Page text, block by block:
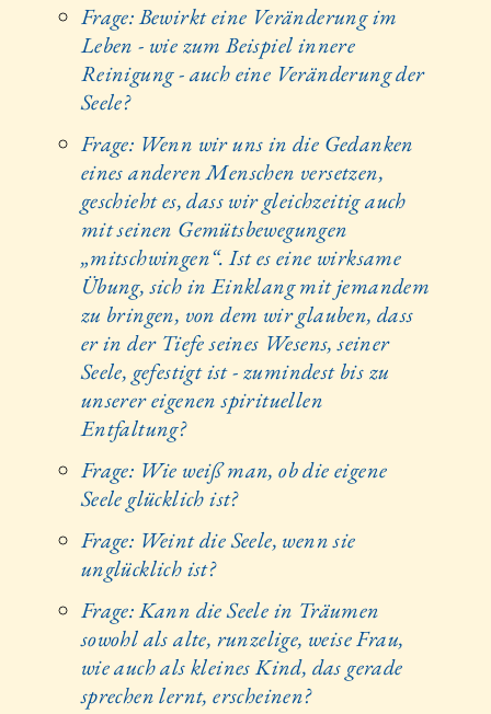
Frage: Bewirkt eine Veränderung im
Leben - wie zum Beispiel innere
Reinigung - auch eine Veränderung der
Seele?
Frage: Wenn wir uns in die Gedanken
eines anderen Menschen versetzen,
geschieht es, dass wir gleichzeitig auch
mit seinen Gemütsbewegungen
„mitschwingen“. Ist es eine wirksame
Übung, sich in Einklang mit jemandem
zu bringen, von dem wir glauben, dass
er in der Tiefe seines Wesens, seiner
Seele, gefestigt ist - zumindest bis zu
unserer eigenen spirituellen
Entfaltung?
Frage: Wie weiß man, ob die eigene
Seele glücklich ist?
Frage: Weint die Seele, wenn sie
unglücklich ist?
Frage: Kann die Seele in Träumen
sowohl als alte, runzelige, weise Frau,
wie auch als kleines Kind, das gerade
sprechen lernt, erscheinen?